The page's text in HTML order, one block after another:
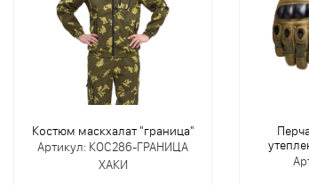
Костюм маскхалат "граница"
Артикул: КОС286-ГРАНИЦА
ХАКИ